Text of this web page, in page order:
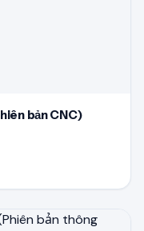
bản CNC)